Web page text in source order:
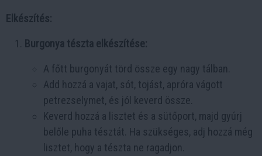
Elkészítés:
Burgonya tészta elkészítése:
A főtt burgonyát törd össze egy nagy tálban.
Add hozzá a vajat, sót, tojást, apróra vágott
petrezselymet, és jól keverd össze.
Keverd hozzá a lisztet és a sütőport, majd gyúrj
belőle puha tésztát. Ha szükséges, adj hozzá még
lisztet, hogy a tészta ne ragadjon.